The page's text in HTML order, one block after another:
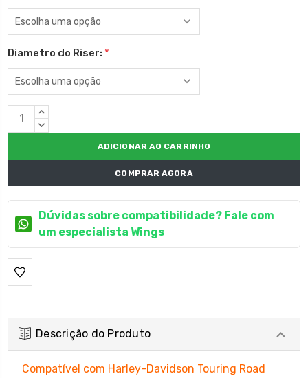
Diametro do Riser: *
EstoqueQUANTIDADE
CRESCENTE:
QUANTIDADE
COMPRAR AGORA
Dúvidas sobre compatibilidade? Fale com
um especialista Wings
Descrição do Produto
Compatível com Harley-Davidson Touring Road